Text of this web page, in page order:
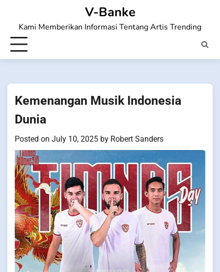
content
V-Banke
Kami Memberikan Informasi Tentang Artis Trending
Kemenangan Musik Indonesia
Dunia
Posted on July 10, 2025 by Robert Sanders